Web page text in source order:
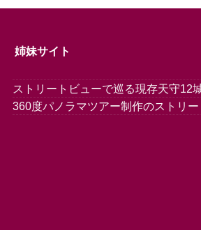
姉妹サイト
ストリートビューで巡る現存天守12
360度パノラマツアー制作のストリ